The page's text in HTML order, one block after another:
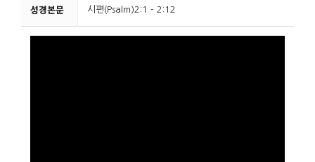
성경본문 시편(Psalm)2:1 - 2:12